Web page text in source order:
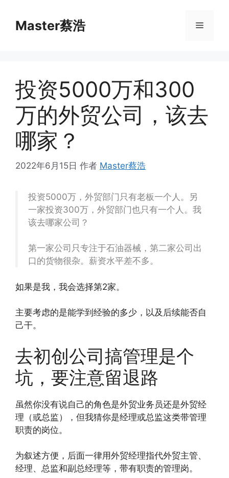
Master蔡浩 菜
投资5000万和300
万的外贸公司，该去
哪家？
2022年6月15日 作者 Master蔡浩
投资5000万，外贸部门只有老板一个人。另
一家投资300万，外贸部门也只有一个人。我
该去哪家公司？
第一家公司只专注于石油器械，第二家公司出
口的货物很杂。薪资水平差不多。
如果是我，我会选择第2家。
主要考虑的是能学到经验的多少，以及后续能否自
己干。
去初创公司搞管理是个
坑，要注意留退路
虽然你没有说自己的角色是外贸业务员还是外贸经
理（或总监），但我猜你是经理或总监这类带管理
职责的岗位。
为叙述方便，后面一律用外贸经理指代外贸主管、
经理、总监和副总经理等，带有职责的管理岗。